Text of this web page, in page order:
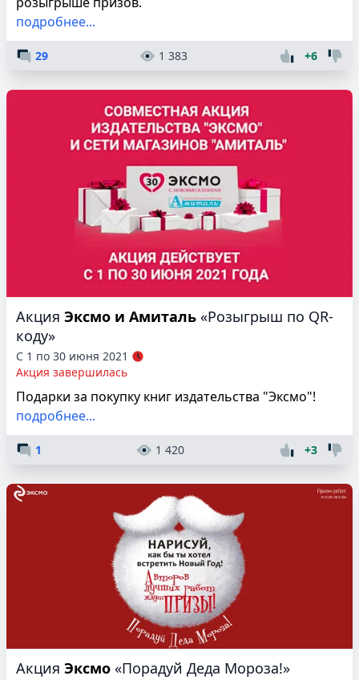
подробнее...
29 1 383 +6
Акция Эксмо и Амиталь «Розыгрыш по QR-
коду»
С 1 по 30 июня 2021
Акция завершилась
Подарки за покупку книг издательства "Эксмо"!
подробнее...
1 1 420 +3
Акция Эксмо «Порадуй Деда Мороза!»